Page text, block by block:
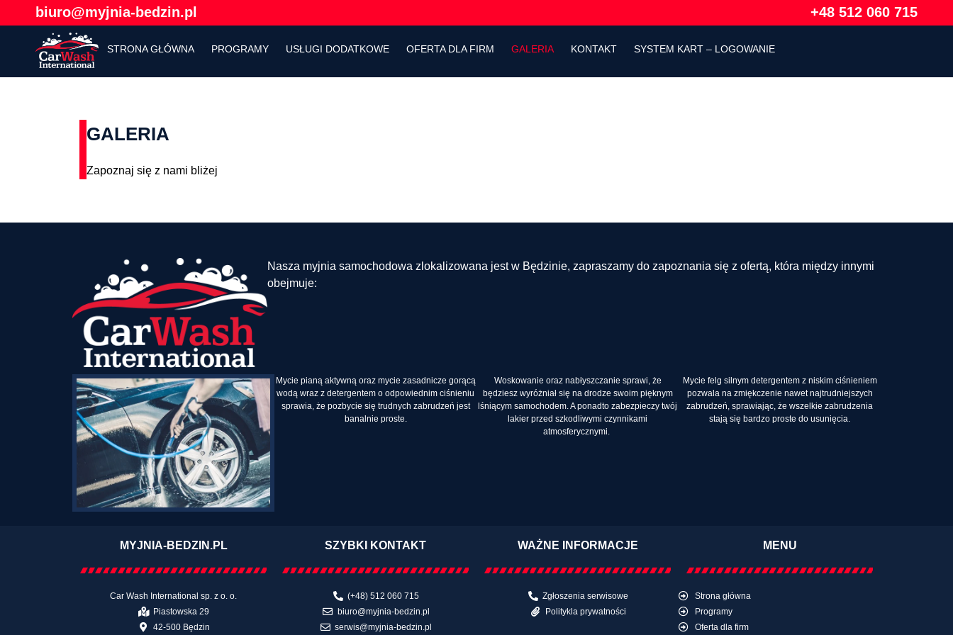
biuro@myjnia-bedzin.pl +48 512 060 715
STRONA GŁÓWNA PROGRAMY USŁUGI DODATKOWE OFERTA DLA FIRM GALERIA KONTAKT SYSTEM KART – LOGOWANIE
GALERIA
Zapoznaj się z nami bliżej
Nasza myjnia samochodowa zlokalizowana jest w Będzinie, zapraszamy do zapoznania się z ofertą, która między innymi
obejmuje:
Mycie pianą aktywną oraz mycie zasadnicze gorącą
wodą wraz z detergentem o odpowiednim ciśnieniu
sprawia, że pozbycie się trudnych zabrudzeń jest
banalnie proste.
Woskowanie oraz nabłyszczanie sprawi, że
będziesz wyróżniał się na drodze swoim pięknym
lśniącym samochodem. A ponadto zabezpieczy twój
lakier przed szkodliwymi czynnikami
atmosferycznymi.
Mycie felg silnym detergentem z niskim ciśnieniem
pozwala na zmiękczenie nawet najtrudniejszych
zabrudzeń, sprawiając, że wszelkie zabrudzenia
stają się bardzo proste do usunięcia.
MYJNIA-BEDZIN.PL
Car Wash International sp. z o. o.
Piastowska 29
42-500 Będzin
SZYBKI KONTAKT
(+48) 512 060 715
biuro@myjnia-bedzin.pl
serwis@myjnia-bedzin.pl
WAŻNE INFORMACJE
Zgłoszenia serwisowe
Politykla prywatności
MENU
Strona główna
Programy
Oferta dla firm